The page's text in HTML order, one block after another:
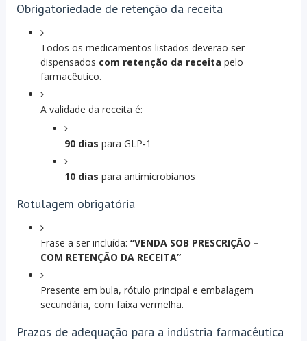
Obrigatoriedade de retenção da receita
Todos os medicamentos listados deverão ser
dispensados com retenção da receita pelo
farmacêutico.
A validade da receita é:
90 dias para GLP‑1
10 dias para antimicrobianos
Rotulagem obrigatória
Frase a ser incluída: “VENDA SOB PRESCRIÇÃO –
COM RETENÇÃO DA RECEITA”
Presente em bula, rótulo principal e embalagem
secundária, com faixa vermelha.
Prazos de adequação para a indústria farmacêutica